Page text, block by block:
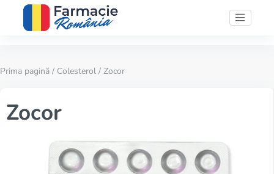
Prima pagină / Colesterol / Zocor
Zocor